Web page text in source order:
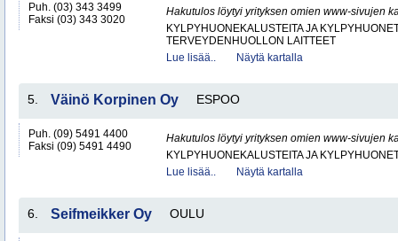
Puh. (03) 343 3499
Faksi (03) 343 3020
Hakutulos löytyi yrityksen omien www-sivujen
KYLPYHUONEKALUSTEITA JA
TERVEYDENHUOLLON LAITTEET
Lue lisää..
Näytä kartalla
5. Väinö Korpinen Oy ESPOO
Puh. (09) 5491 4400
Faksi (09) 5491 4490
Hakutulos löytyi yrityksen omien www-sivujen
KYLPYHUONEKALUSTEITA JA
Lue lisää..
Näytä kartalla
6. Seifmeikker Oy OULU